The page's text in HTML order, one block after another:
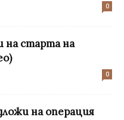
0
на старта на
0
на операция